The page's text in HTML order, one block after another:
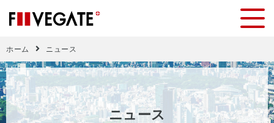
ホーム ニュース
ニュース